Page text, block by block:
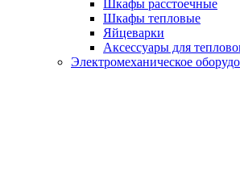
Шкафы расстоечные
Шкафы тепловые
Яйцеварки
Аксессуары для
Электромеханическое